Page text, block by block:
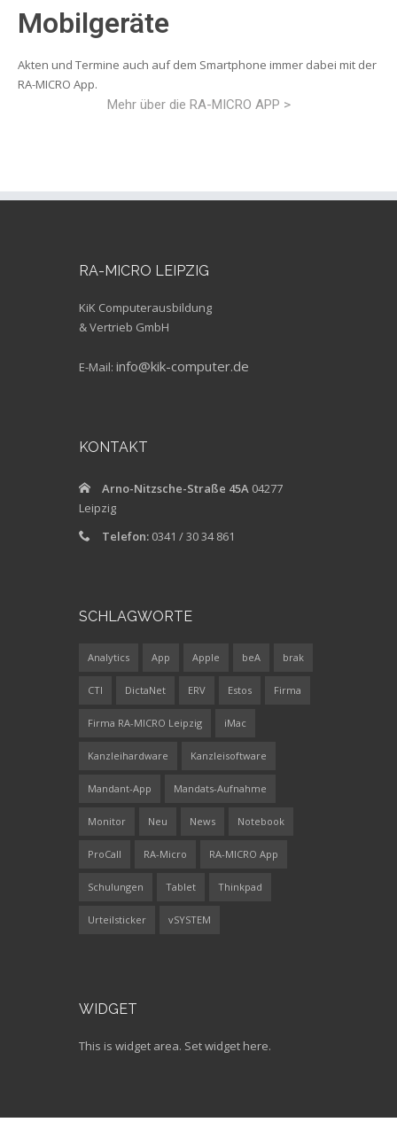
Mobilgeräte
Akten und Termine auch auf dem Smartphone immer dabei mit der
RA-MICRO App.
Mehr über die RA-MICRO APP >
RA-MICRO LEIPZIG
KiK Computerausbildung
& Vertrieb GmbH
E-Mail: info@kik-computer.de
KONTAKT
Arno-Nitzsche-Straße 45A 04277
Leipzig
Telefon: 0341 / 30 34 861
SCHLAGWORTE
Analytics App Apple beA brak
CTI DictaNet ERV Estos Firma
Firma RA-MICRO Leipzig iMac
Kanzleihardware Kanzleisoftware
Mandant-App Mandats-Aufnahme
Monitor Neu News Notebook
ProCall RA-Micro RA-MICRO App
Schulungen Tablet Thinkpad
Urteilsticker vSYSTEM
WIDGET
This is widget area. Set widget here.